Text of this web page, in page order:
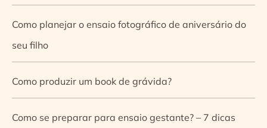
Como planejar o ensaio fotográfico de aniversário do
seu filho
Como produzir um book de grávida?
Como se preparar para ensaio gestante? – 7 dicas